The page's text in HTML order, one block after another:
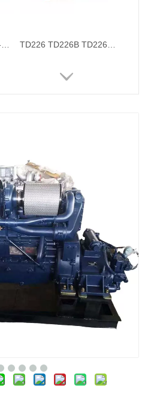
Motor diésel SC11CB220G2B1, motor diésel marino refrigerado por agua de 6 cilindros para bombas de agua industriales, barcos, maquinaria de ingeniería de refrigeración por agua